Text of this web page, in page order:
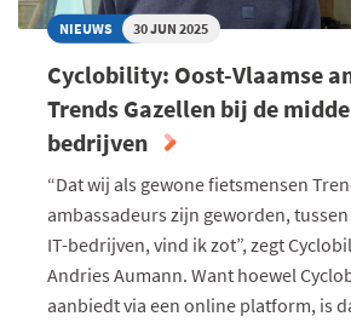
NIEUWS 30 JUN 2025
Cyclobility: Oost-Vlaamse
Trends Gazellen bij de
bedrijven
“Dat wij als gewone fietsmensen
ambassadeurs zijn geworden,
IT-bedrijven, vind ik zot”, zegt
Andries Aumann. Want hoewel
aanbiedt via een online platform, is